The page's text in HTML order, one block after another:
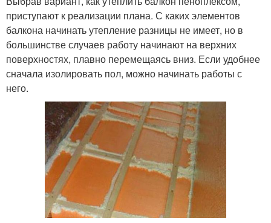
приступают к реализации плана. С каких элементов
балкона начинать утепление разницы не имеет, но в
большинстве случаев работу начинают на верхних
поверхностях, плавно перемещаясь вниз. Если удобнее
сначала изолировать пол, можно начинать работы с
него.